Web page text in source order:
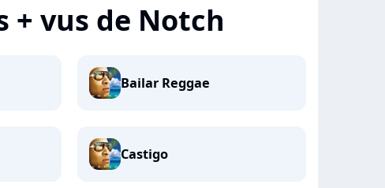
+ vus de Notch
Bailar Reggae
Castigo